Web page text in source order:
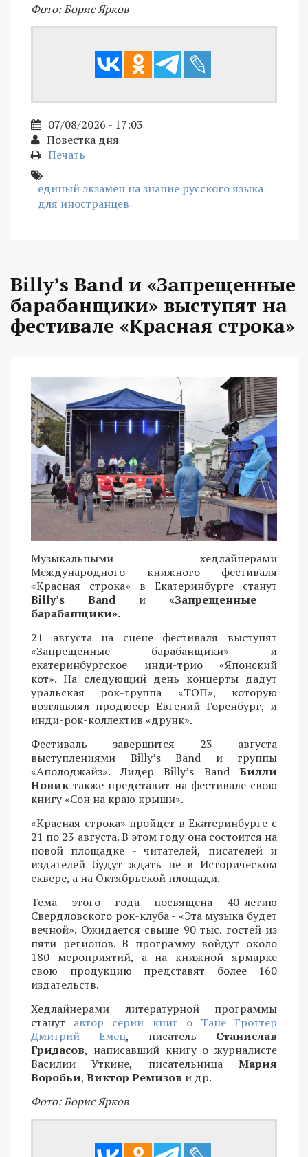
Фото: Борис Ярков
07/08/2026 - 17:03
Повестка дня
Печать
единый экзамен на знание русского языка
для иностранцев
Billy’s Band и «Запрещенные
барабанщики» выступят на
фестивале «Красная строка»
Музыкальными хедлайнерами
Международного книжного фестиваля
«Красная строка» в Екатеринбурге станут
Billy’s Band и «Запрещенные
барабанщики».
21 августа на сцене фестиваля выступят
«Запрещенные барабанщики» и
екатеринбургское инди-трио «Японский
кот». На следующий день концерты дадут
уральская рок-группа «ТОП», которую
возглавлял продюсер Евгений Горенбург, и
инди-рок-коллектив «друнк».
Фестиваль завершится 23 августа
выступлениями Billy’s Band и группы
«Аполоджайз». Лидер Billy’s Band Билли
Новик также представит на фестивале свою
книгу «Сон на краю крыши».
«Красная строка» пройдет в Екатеринбурге с
21 по 23 августа. В этом году она состоится на
новой площадке - читателей, писателей и
издателей будут ждать не в Историческом
сквере, а на Октябрьской площади.
Тема этого года посвящена 40-летию
Свердловского рок-клуба - «Эта музыка будет
вечной». Ожидается свыше 90 тыс. гостей из
пяти регионов. В программу войдут около
180 мероприятий, а на книжной ярмарке
свою продукцию представят более 160
издательств.
Хедлайнерами литературной программы
станут автор серии книг о Тане Гроттер
Дмитрий Емец, писатель Станислав
Гридасов, написавший книгу о журналисте
Василии Уткине, писательница Мария
Воробьи, Виктор Ремизов и др.
Фото: Борис Ярков